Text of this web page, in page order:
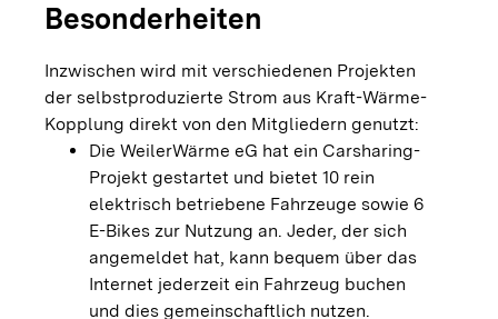
Besonderheiten
Inzwischen wird mit verschiedenen Projekten
der selbstproduzierte Strom aus Kraft-Wärme-
Kopplung direkt von den Mitgliedern genutzt:
Die WeilerWärme eG hat ein Carsharing-
Projekt gestartet und bietet 10 rein
elektrisch betriebene Fahrzeuge sowie 6
E-Bikes zur Nutzung an. Jeder, der sich
angemeldet hat, kann bequem über das
Internet jederzeit ein Fahrzeug buchen
und dies gemeinschaftlich nutzen.